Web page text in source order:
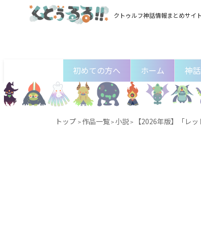
クトゥルフ神話情報まとめサイト
初めての方へ ホーム 神
トップ >作品一覧>小説> 【2026年版】「レ